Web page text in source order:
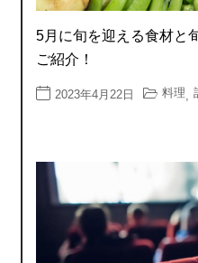
5月に旬を迎える食材と
ご紹介！
2023年4月22日 料理